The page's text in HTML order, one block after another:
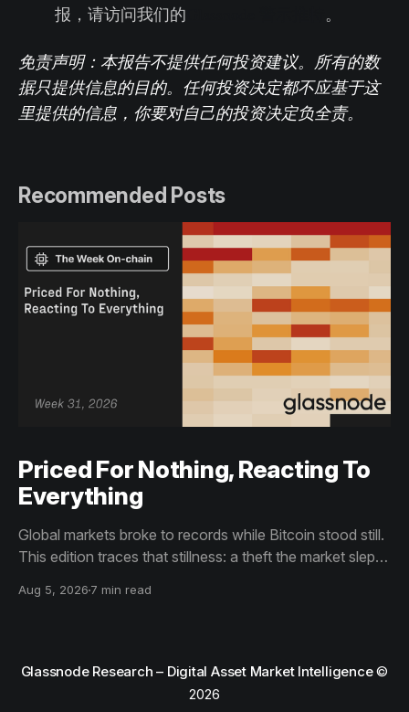
报，请访问我们的
。
免责声明：本报告不提供任何投资建议。所有的数
据只提供信息的目的。任何投资决定都不应基于这
里提供的信息，你要对自己的投资决定负全责。
Recommended Posts
Priced For Nothing, Reacting To
Everything
Global markets broke to records while Bitcoin stood still.
This edition traces that stillness: a theft the market slept
than capitulation, and an options market priced for
Aug 5, 2026 7 min read
Glassnode Research – Digital Asset Market Intelligence©
2026